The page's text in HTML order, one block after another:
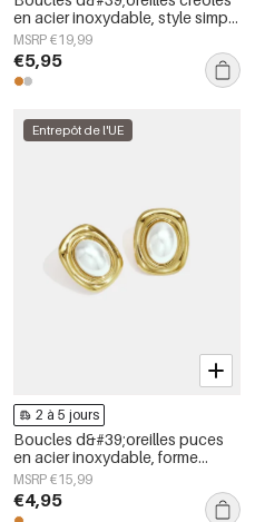
en acier inoxydable, style simple
et quotidien, collection de
bijoux pour femmes
MSRP €19,99
€5,95
Entrepôt de l'UE
2 à 5 jours
Boucles d&#39;oreilles puces
en acier inoxydable, forme
géométrique, collection simple
pour le quotidien, bijoux pour
femmes
MSRP €15,99
€4,95